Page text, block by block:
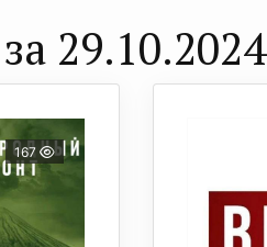
29.10.2024
167